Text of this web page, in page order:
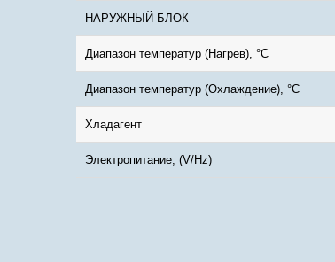
НАРУЖНЫЙ БЛОК
Диапазон температур (Нагрев), °C
Диапазон температур (Охлаждение), °C
Хладагент
Электропитание, (V/Hz)